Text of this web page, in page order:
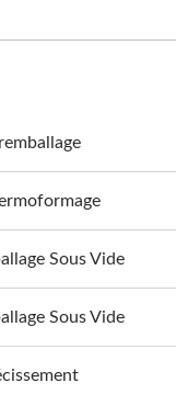
Sous Vide
Sous Vide